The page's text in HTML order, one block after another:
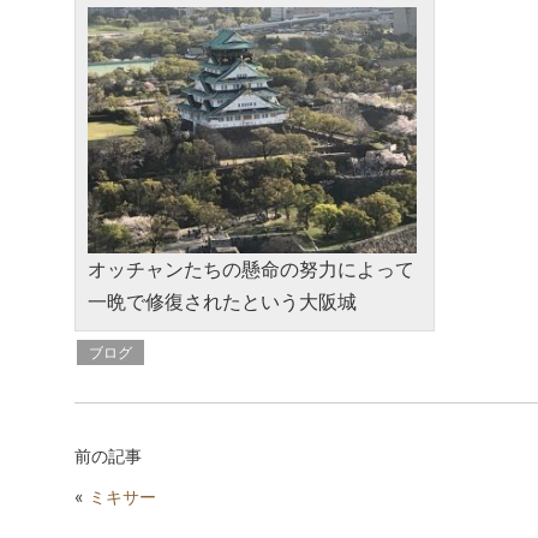
オッチャンたちの懸命の努力によって
一晩で修復されたという大阪城
ブログ
前の記事
« ミキサー